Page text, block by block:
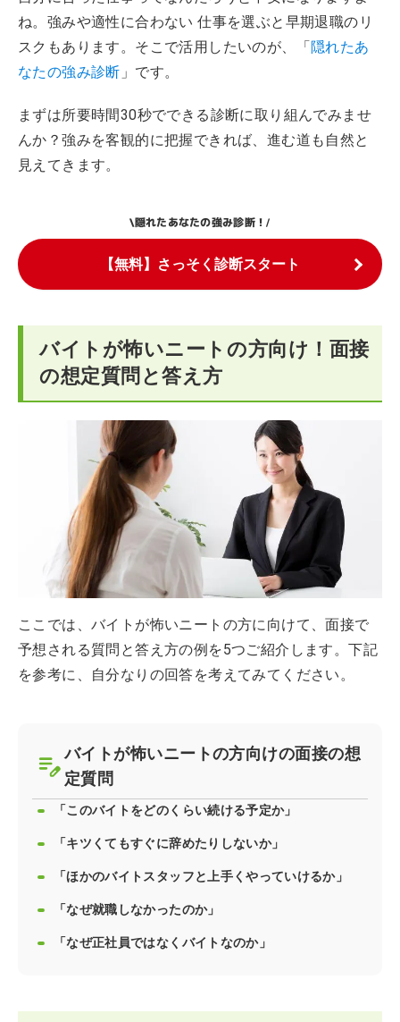
ね。強みや適性に合わない 仕事を選ぶと早期退職のリ
スクもあります。そこで活用したいのが、「 隠れたあ
なたの強み診断 」です。
まずは所要時間30秒でできる診断に取り組んでみませ
んか？強みを客観的に把握できれば、進む道も自然と
見えてきます。
\隠れたあなたの強み診断！/
【無料】さっそく診断スタート
バイトが怖いニートの方向け！面接
の想定質問と答え方
ここでは、バイトが怖いニートの方に向けて、面接で
予想される質問と答え方の例を5つご紹介します。下記
を参考に、自分なりの回答を考えてみてください。
バイトが怖いニートの方向けの面接の想
定質問
「このバイトをどのくらい続ける予定か」
「キツくてもすぐに辞めたりしないか」
「ほかのバイトスタッフと上手くやっていけるか」
「なぜ就職しなかったのか」
「なぜ正社員ではなくバイトなのか」